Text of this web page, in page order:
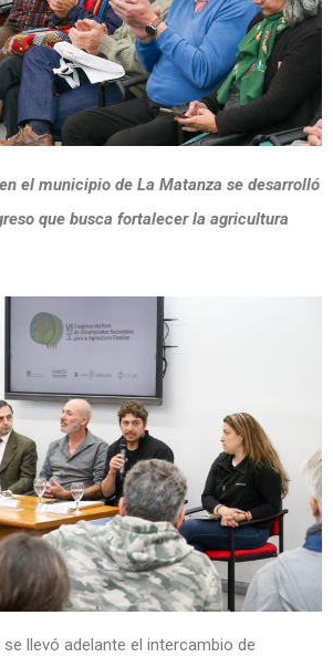
el municipio de La Matanza se desarrolló
que busca fortalecer la agricultura
llevó adelante el intercambio de